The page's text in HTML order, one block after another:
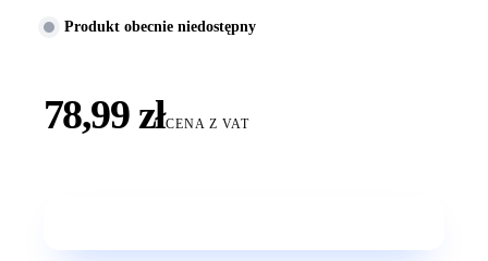
Produkt obecnie niedostępny
78,99 złCENA Z VAT